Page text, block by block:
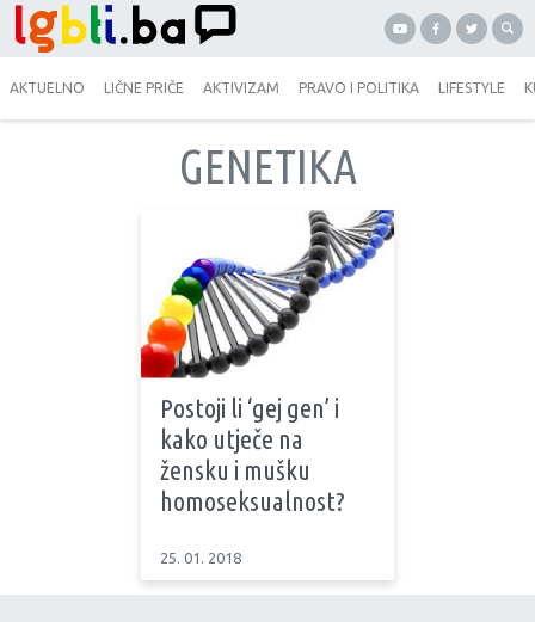
AKTUELNO LIČNE PRIČE AKTIVIZAM PRAVO I POLITIKA LIFESTYLE
GENETIKA
Postoji li ‘gej gen’ i
kako utječe na
žensku i mušku
homoseksualnost?
25. 01. 2018